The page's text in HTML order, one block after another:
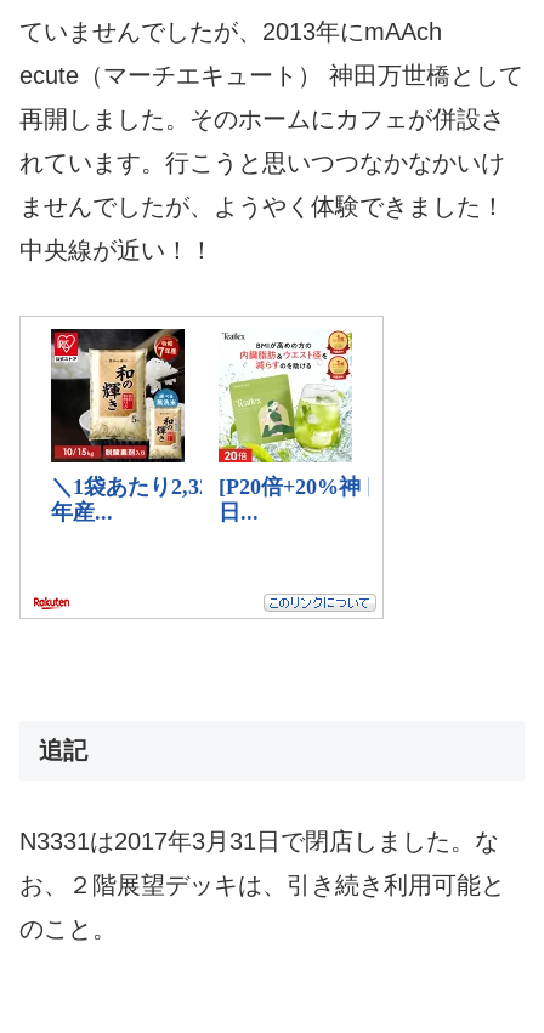
ていませんでしたが、2013年にmAAch
ecute（マーチエキュート） 神田万世橋として
再開しました。そのホームにカフェが併設さ
れています。行こうと思いつつなかなかいけ
ませんでしたが、ようやく体験できました！
中央線が近い！！
追記
N3331は2017年3月31日で閉店しました。な
お、２階展望デッキは、引き続き利用可能と
のこと。